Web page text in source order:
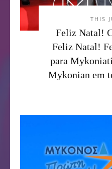
THIS
Feliz Natal!
Feliz Natal!
para
Mykonian em